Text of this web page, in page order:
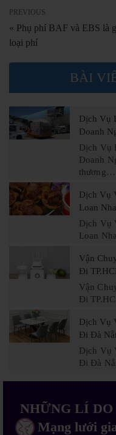
PREVIOUS
« Phụ phí BAF và EBS là
loại phí
BÀI
Dịch Vụ
Doanh
Dịch Vụ
Doanh
thương…
Dịch Vụ
Loan
Dịch Vụ
Loan
Vận
Đi
Vận
Đi
Dịch Vụ
Đi Đà
Dịch Vụ
Đi Đà
NHỮNG LÍ DO
Mạng lưới